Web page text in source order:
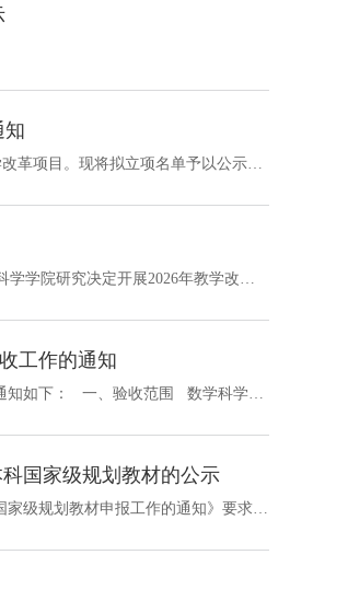
知
经教师自由申报，学院组织专家评审，共有7个项目拟入选数学科学学院2026年度教学改革项目。现将拟立项名单予以公示，公示时间为2026年6月24日至6月29日。数学科学学院2026年6月24日
为进一步深化教育教学改革，推进本科教育内涵建设，全面提升人才培养质量，数学科学学院研究决定开展2026年教学改革项目申报立项工作，面向全院教师公开申报。现将有关事项通知如下：一、立项宗旨调动全院教师进行教学改革的积极性，结合我院教学改革的总体思路，积极开展本科教学改革研究。学院将优先推荐院级教改项目申报校级（及以上）教改项目。二、立项主要内容要求以荣誉课程、课程思政、课堂教学改革等相关内容为主，但不限...
工作的通知
各位项目负责人： 数学科学学院2025年度院级本科教学改革项目结题验收工作事宜通知如下： 一、验收范围 数学科学学院2025年度院级本科教学研究项目（附件1）。 二、验收事项 请各项目负责人组织项目组成员对所承担的项目进行自查，并认真填写《数学科学学院本科教学改革项目结题验收报告》（附件2），于6月5日前将电子版发送至louhe23@zju.edu.cn。附件1数学科学学院...
国家级规划教材的公示
根据学校《关于组织开展第二批“十四五”普通高等教育本科省级（省规不用排序）和国家级规划教材申报工作的通知》要求，经教师自主申报，学院教材管理工作小组评审，现将学院拟推荐申报第二批“十四五”普通高等教育本科国家级规划教材予以公示。公示期为2026年1月16日至1月21日。如对拟推荐结果持有异议，请在公示期内向学院教育教学办公室反映。联系电话：87951981，邮箱：shandong@zju.edu.cn。附件6 “十四五”国规教材申报汇...